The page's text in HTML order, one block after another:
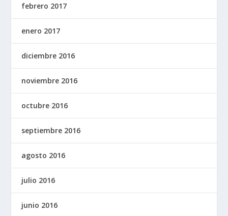
febrero 2017
enero 2017
diciembre 2016
noviembre 2016
octubre 2016
septiembre 2016
agosto 2016
julio 2016
junio 2016